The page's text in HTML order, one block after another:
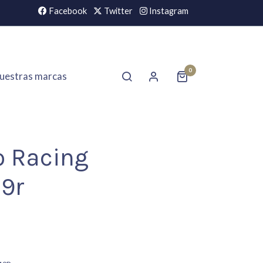
Facebook Twitter Instagram
marcas 0
Racing